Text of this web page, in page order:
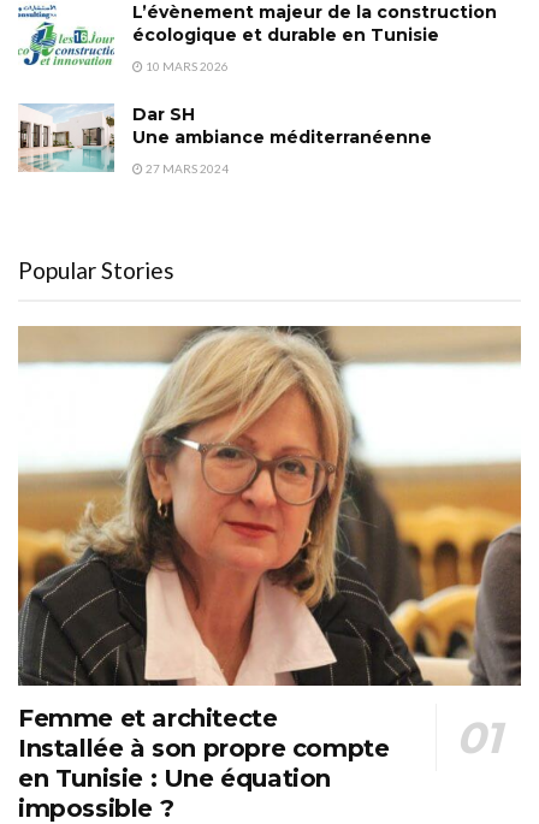
L’évènement majeur de la construction
écologique et durable en Tunisie
10 MARS 2026
Dar SH
Une ambiance méditerranéenne
27 MARS 2024
Popular Stories
Femme et architecte
Installée à son propre compte
en Tunisie : Une équation
impossible ?